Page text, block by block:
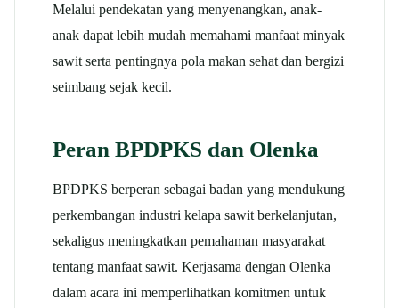
Melalui pendekatan yang menyenangkan, anak-
anak dapat lebih mudah memahami manfaat minyak
sawit serta pentingnya pola makan sehat dan bergizi
seimbang sejak kecil.
Peran BPDPKS dan Olenka
BPDPKS berperan sebagai badan yang mendukung
perkembangan industri kelapa sawit berkelanjutan,
sekaligus meningkatkan pemahaman masyarakat
tentang manfaat sawit. Kerjasama dengan Olenka
dalam acara ini memperlihatkan komitmen untuk